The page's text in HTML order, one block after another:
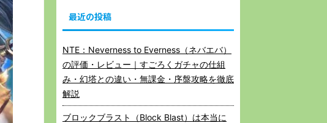
最近の投稿
NTE：Neverness to Everness（ネバエバ）
の評価・レビュー｜すごろくガチャの仕組
み・幻塔との違い・無課金・序盤攻略を徹底
解説
ブロックブラスト（Block Blast）は本当に